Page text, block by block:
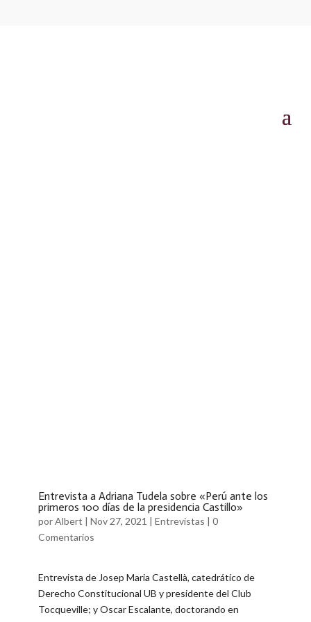
Entrevista a Adriana Tudela sobre «Perú ante los
primeros 100 días de la presidencia Castillo»
porAlbert | Nov 27, 2021 | Entrevistas | 0
Comentarios
Entrevista de Josep Maria Castellà, catedrático de
Derecho Constitucional UB y presidente del Club
Tocqueville; y Oscar Escalante, doctorando en